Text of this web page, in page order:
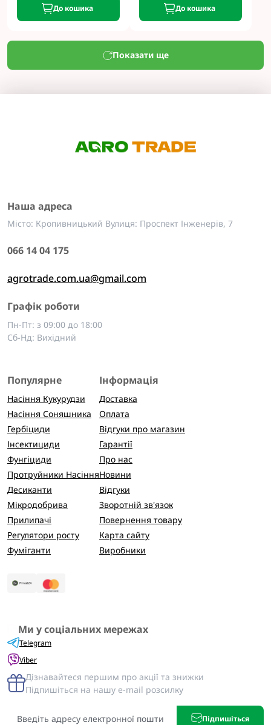
До кошика До кошика
Показати ще
Наша адреса
Місто: Кропивницький Вулиця: Проспект Інженерів, 7
066 14 04 175
agrotrade.com.ua@gmail.com
Графік роботи
Пн-Пт: з 09:00 до 18:00
Сб-Нд: Вихідний
Популярне
Насіння Кукурудзи
Насіння Соняшника
Гербіциди
Інсектициди
Фунгіциди
Протруйники Насіння
Десиканти
Мікродобрива
Прилипачі
Регулятори росту
Фуміганти
Інформація
Доставка
Оплата
Відгуки про магазин
Гарантії
Про нас
Новини
Відгуки
Зворотній зв'язок
Повернення товару
Карта сайту
Виробники
Ми у соціальних мережах
Telegram
Viber
Дізнавайтеся першим про акції та знижки
Підпишіться на нашу e-mail розсилку
Підпишіться